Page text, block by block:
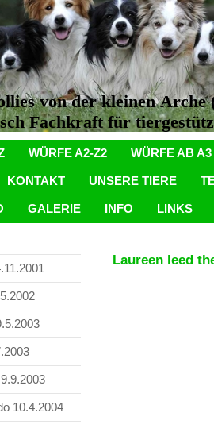
von der kleinen
Fachkraft für
WÜRFE A2-Z2 WÜRFE AB A3
KONTAKT UNSERE TIERE
GALERIE INFO LINKS
10.4.2004
Laureen leed